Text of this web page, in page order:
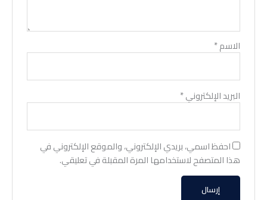
الاسم*
البريد الإلكتروني*
احفظ اسمي، بريدي الإلكتروني، والموقع الإلكتروني في
هذا المتصفح لاستخدامها المرة المقبلة في تعليقي.